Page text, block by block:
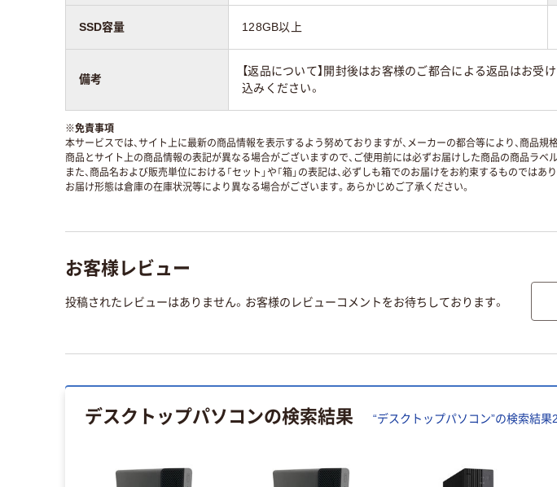
SSD容量 128GB以上
備考
【返品について】開封後はお客様のご都合による返品はお受
込みください。
※免責事項
本サービスでは、サイト上に最新の商品情報を表示するよう努めておりますが、メーカーの都合等により、商品規
商品とサイト上の商品情報の表記が異なる場合がございますので、ご使用前には必ずお届けした商品の商品ラ
また、商品名および販売単位における「セット」や「箱」の表記は、必ずしも箱でのお届けをお約束するものではあり
お届け形態は倉庫の在庫状況等により異なる場合がございます。あらかじめご了承ください。
お客様レビュー
投稿されたレビューはありません。お客様のレビューコメントをお待ちしております。
デスクトップパソコンの検索結果 “デスクトップパソコン”の検索結果